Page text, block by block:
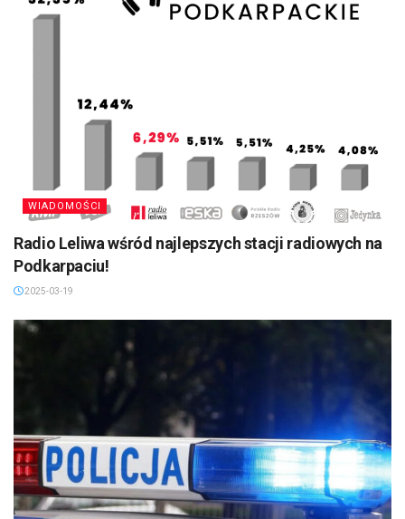
WIADOMOŚCI
Radio Leliwa wśród najlepszych stacji radiowych na
Podkarpaciu!
2025-03-19